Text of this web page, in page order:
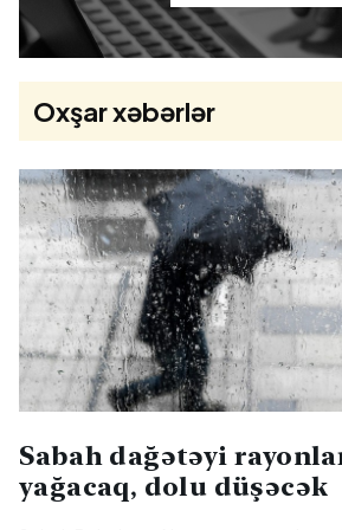
Oxşar xəbərlər
Sabah dağətəyi
yağacaq, dolu düşəcək